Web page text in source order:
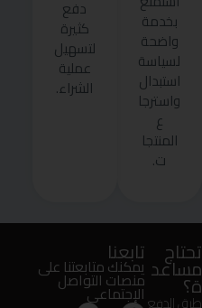
بخدمة
واضحة
لسياسة
استبدال
واسترجا
ع
المنتجا
ت.
دفع
كثيرة
لتسهيل
عملية
الشراء.
تحتاج
مساعد
ة؟
تابعنا
يمكنك متابعتنا على
منصات التواصل
الإجتماعى